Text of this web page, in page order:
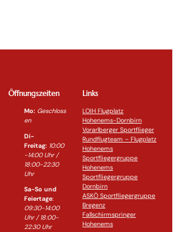
Öffnungszeiten
Mo: Geschloss
en
Di-
Freitag: 10:00
-14:00 Uhr /
18:00-22:30
Uhr
Sa-So und
Feiertage:
09:30-14:00
Uhr / 18:00-
22:30Uhr
Links
LOIH Flugplatz
Hohenems-Dornbirn
Vorarlberger Sportflieger
Rundflugteam – Flugplatz
Hohenems
Sportfliegergruppe
Hohenems
Sportfliegergruppe
Dornbirn
ASKÖ Sportfliegergruppe
Bregenz
Fallschirmspringer
Hohenems